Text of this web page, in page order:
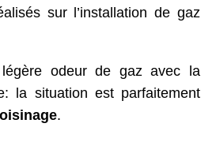
sur l’installation de gaz
légère odeur de gaz avec la
la situation est parfaitement
.